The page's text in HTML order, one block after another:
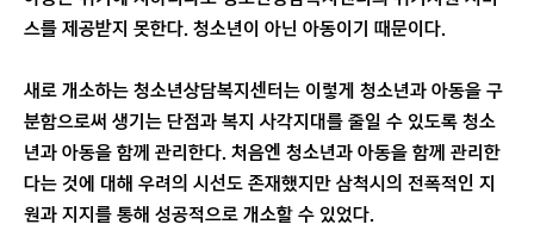
스를 제공받지 못한다. 청소년이 아닌 아동이기 때문이다.
새로 개소하는 청소년상담복지센터는 이렇게 청소년과 아동을 구
분함으로써 생기는 단점과 복지 사각지대를 줄일 수 있도록 청소
년과 아동을 함께 관리한다. 처음엔 청소년과 아동을 함께 관리한
다는 것에 대해 우려의 시선도 존재했지만 삼척시의 전폭적인 지
원과 지지를 통해 성공적으로 개소할 수 있었다.